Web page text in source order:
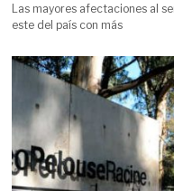
Las mayores afectaciones al
este del país con más